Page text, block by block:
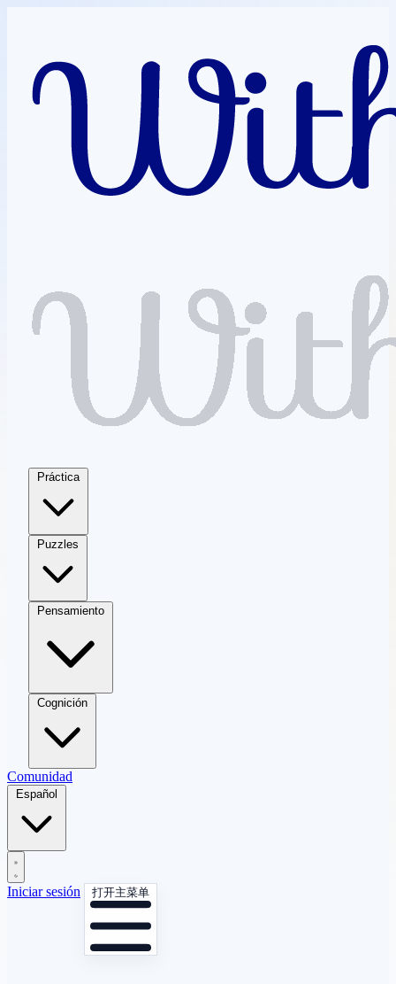
Práctica
Puzzles
Pensamiento
Cognición
Comunidad
Español
Iniciar sesión 打开主菜单